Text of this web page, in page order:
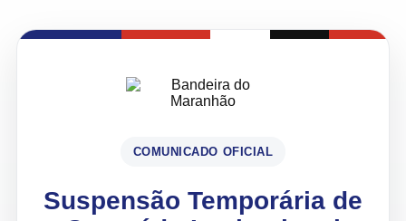
COMUNICADO OFICIAL
Suspensão Temporária de